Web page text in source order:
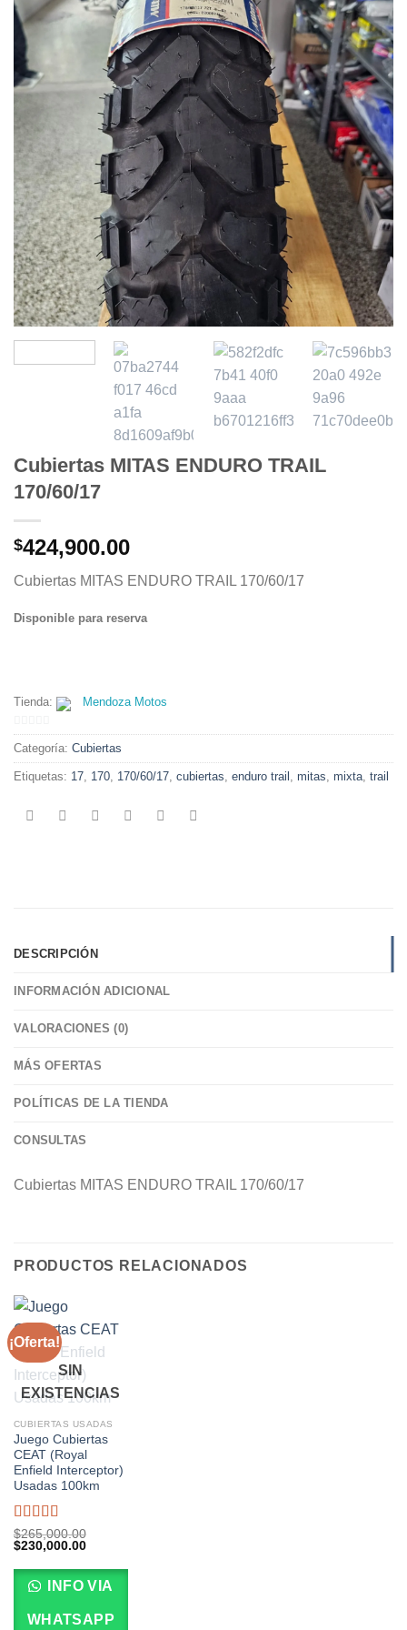
Cubiertas MITAS ENDURO TRAIL
170/60/17
$424,900.00
Cubiertas MITAS ENDURO TRAIL 170/60/17
Disponible para reserva
Tienda: Mendoza Motos
0
de
5
Categoría: Cubiertas
Etiquetas: 17, 170, 170/60/17, cubiertas, enduro trail , mitas, mixta, trail
DESCRIPCIÓN
INFORMACIÓN ADICIONAL
VALORACIONES (0)
MÁS OFERTAS
POLÍTICAS DE LA TIENDA
CONSULTAS
Cubiertas MITAS ENDURO TRAIL 170/60/17
PRODUCTOS RELACIONADOS
¡Oferta!
SIN
EXISTENCIAS
CUBIERTAS USADAS
Juego Cubiertas
CEAT (Royal
Enfield Interceptor)
Usadas 100km
Valorado
con5.00de
$265,000.00
El
original
era:
$265,000.00.
$230,000.00El
actual
es:
$230,000.00.
INFO VIA
WHATSAPP